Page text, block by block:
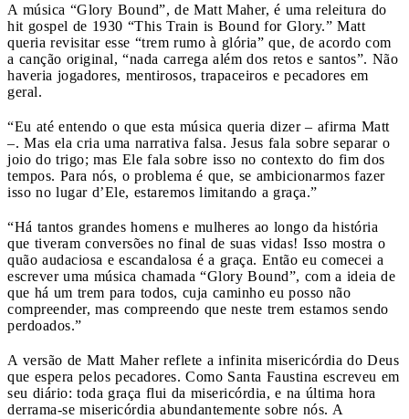
A música “Glory Bound”, de Matt Maher, é uma releitura do
hit gospel de 1930 “This Train is Bound for Glory.” Matt
queria revisitar esse “trem rumo à glória” que, de acordo com
a canção original, “nada carrega além dos retos e santos”. Não
haveria jogadores, mentirosos, trapaceiros e pecadores em
geral.
“Eu até entendo o que esta música queria dizer – afirma Matt
–. Mas ela cria uma narrativa falsa. Jesus fala sobre separar o
joio do trigo; mas Ele fala sobre isso no contexto do fim dos
tempos. Para nós, o problema é que, se ambicionarmos fazer
isso no lugar d’Ele, estaremos limitando a graça.”
“Há tantos grandes homens e mulheres ao longo da história
que tiveram conversões no final de suas vidas! Isso mostra o
quão audaciosa e escandalosa é a graça. Então eu comecei a
escrever uma música chamada “Glory Bound”, com a ideia de
que há um trem para todos, cuja caminho eu posso não
compreender, mas compreendo que neste trem estamos sendo
perdoados.”
A versão de Matt Maher reflete a infinita misericórdia do Deus
que espera pelos pecadores. Como Santa Faustina escreveu em
seu diário: toda graça flui da misericórdia, e na última hora
derrama-se misericórdia abundantemente sobre nós. A